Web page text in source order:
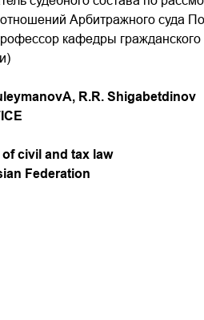
Арбитражного суда
кафедры гражданского
R.R. Shigabetdinov
civil and tax law
Federation